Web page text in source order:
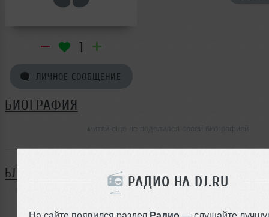
РАДИО НА DJ.RU
На сайте появился раздел Радио — слушайте
1
ЛИЧНОЕ СООБЩЕНИЕ
БИОГРАФИЯ
БЛОГ